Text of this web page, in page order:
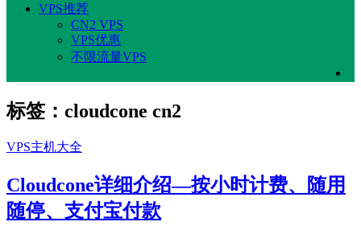
VPS推荐
CN2 VPS
VPS优惠
不限流量VPS
标签：cloudcone cn2
VPS主机大全
Cloudcone详细介绍—按小时计费、随用
随停、支付宝付款